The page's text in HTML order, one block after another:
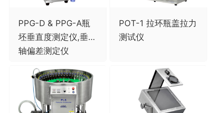
PPG-D & PPG-A瓶
坯垂直度测定仪,垂直
轴偏差测定仪
POT-1 拉环瓶盖拉力
测试仪